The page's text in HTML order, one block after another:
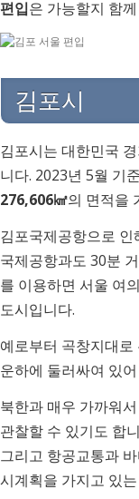
편입은 가능할지 함
김포시
김포시는 대한민국
니다. 2023년 5월 기준
276,606㎢의 면적을
김포국제공항으로
국제공항과도 30분
를 이용하면 서울 여
도시입니다.
예로부터 곡창지대
운하에 둘러싸여 있
북한과 매우 가까워
관찰할 수 있기도 합
그리고 항공교통과
시계획을 가지고 있